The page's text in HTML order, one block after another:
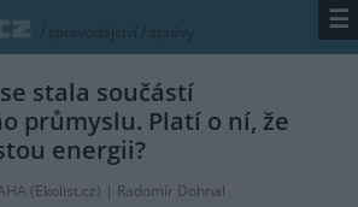
/ zpravodajství / zprávy ☰
stala součástí
průmyslu. Platí o ní, že
energii?
(Ekolist.cz) | Radomír Dohnal